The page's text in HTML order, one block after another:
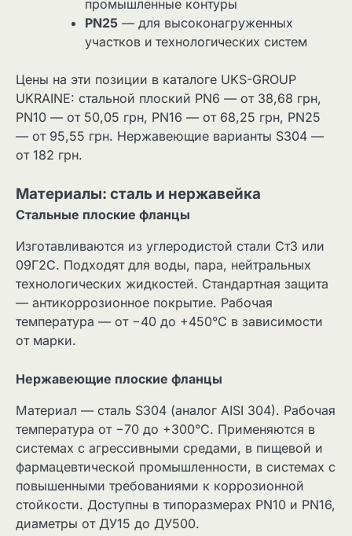
промышленные контуры
PN25 — для высоконагруженных
участков и технологических систем
Цены на эти позиции в каталоге UKS-GROUP
UKRAINE: стальной плоский PN6 — от 38,68 грн,
PN10 — от 50,05 грн, PN16 — от 68,25 грн, PN25
— от 95,55 грн. Нержавеющие варианты S304 —
от 182 грн.
Материалы: сталь и нержавейка
Стальные плоские фланцы
Изготавливаются из углеродистой стали Ст3 или
09Г2С. Подходят для воды, пара, нейтральных
технологических жидкостей. Стандартная защита
— антикоррозионное покрытие. Рабочая
температура — от −40 до +450°С в зависимости
от марки.
Нержавеющие плоские фланцы
Материал — сталь S304 (аналог AISI 304). Рабочая
температура от −70 до +300°С. Применяются в
системах с агрессивными средами, в пищевой и
фармацевтической промышленности, в системах с
повышенными требованиями к коррозионной
стойкости. Доступны в типоразмерах PN10 и PN16,
диаметры от ДУ15 до ДУ500.